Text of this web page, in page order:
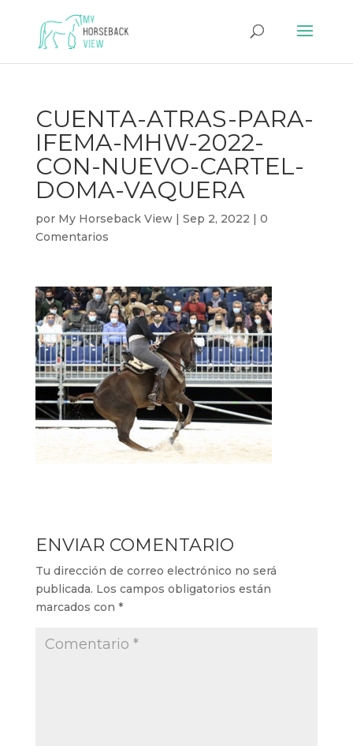
CUENTA-ATRAS-PARA-
IFEMA-MHW-2022-
CON-NUEVO-CARTEL-
DOMA-VAQUERA
por My Horseback View| Sep 2, 2022 | 0
Comentarios
ENVIAR COMENTARIO
Tu dirección de correo electrónico no será
publicada. Los campos obligatorios están
marcados con *